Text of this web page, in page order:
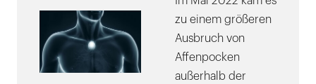
zu einem größeren
Ausbruch von
Affenpocken
außerhalb der